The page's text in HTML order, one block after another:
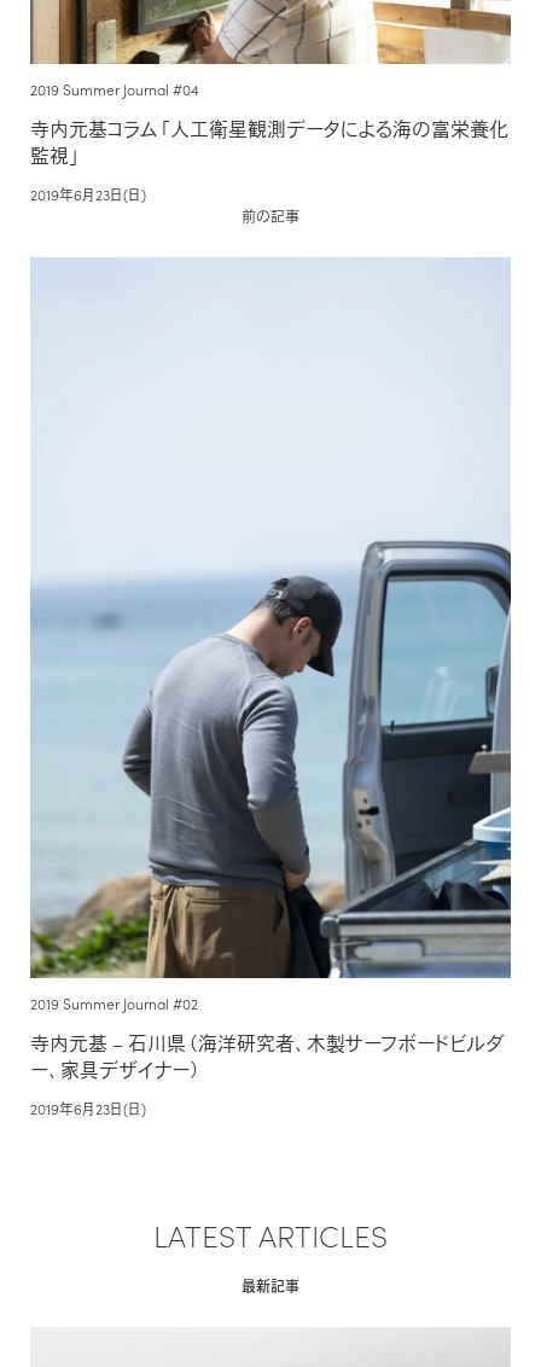
前の記事
2019 Summer Journal #02
寺内元基 – 石川県（海洋研究者、木製サーフボードビルダ
ー、家具デザイナー）
2019年6月23日(日)
2019 Summer Journal #04
寺内元基コラム「人工衛星観測データによる海の富栄養化
監視」
2019年6月23日(日)
LATEST ARTICLES
最新記事